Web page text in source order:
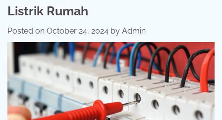
Listrik Rumah
Posted on October 24, 2024 by Admin